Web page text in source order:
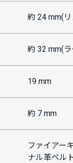
約 24 mm(
約 32 mm(
19 mm
約 7 mm
ファイアー
ナル革ベル